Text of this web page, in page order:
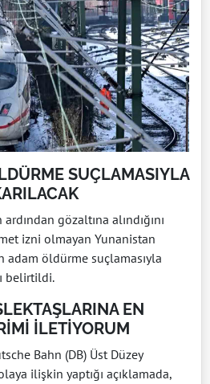
SUÇLAMASIYLA
gözaltına alındığını
izni olmayan Yunanistan
adam öldürme suçlamasıyla
belirtildi.
EN
İLETİYORUM
Bahn (DB) Üst Düzey
ilişkin yaptığı açıklamada,